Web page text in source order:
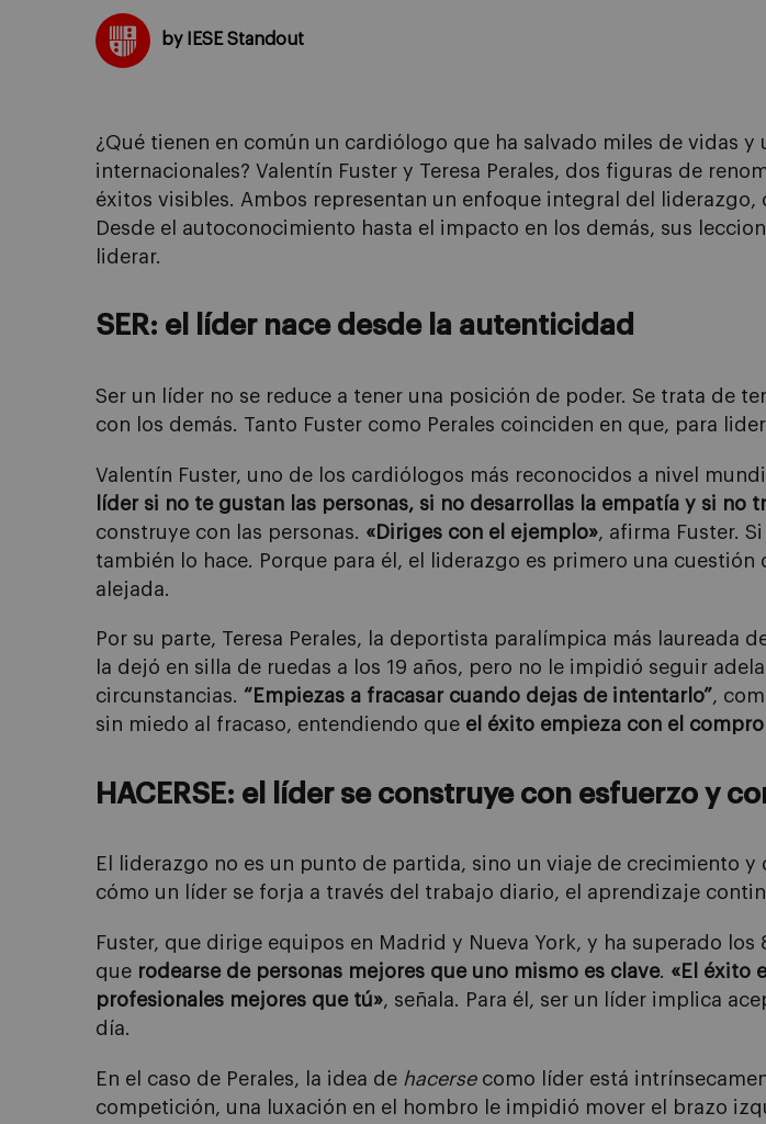
by IESE Standout
¿Qué tienen en común un cardiólogo que ha salvado miles de vidas
internacionales? Valentín Fuster y Teresa Perales, dos figuras de
éxitos visibles. Ambos representan un enfoque integral del liderazgo,
Desde el autoconocimiento hasta el impacto en los demás, sus
liderar.
SER: el líder nace desde la autenticidad
Ser un líder no se reduce a tener una posición de poder. Se trata de
con los demás. Tanto Fuster como Perales coinciden en que, para
Valentín Fuster, uno de los cardiólogos más reconocidos a nivel
líder si no te gustan las personas, si no desarrollas la empatía y si no
construye con las personas. «Diriges con el ejemplo» , afirma Fuster.
también lo hace. Porque para él, el liderazgo es primero una cuestión
alejada.
Por su parte, Teresa Perales, la deportista paralímpica más laureada
la dejó en silla de ruedas a los 19 años, pero no le impidió seguir
circunstancias. “Empiezas a fracasar cuando dejas de intentarlo”,
sin miedo al fracaso, entendiendo que el éxito empieza con el
HACERSE: el líder se construye con esfuerzo y
El liderazgo no es un punto de partida, sino un viaje de crecimiento
cómo un líder se forja a través del trabajo diario, el aprendizaje
Fuster, que dirige equipos en Madrid y Nueva York, y ha superado
que rodearse de personas mejores que uno mismo es clave. «El éxito
profesionales mejores que tú», señala. Para él, ser un líder implica
día.
En el caso de Perales, la idea de hacersecomo líder está
competición, una luxación en el hombro le impidió mover el brazo